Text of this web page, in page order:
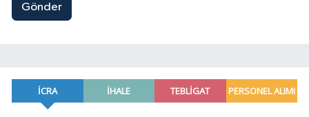
Gönder